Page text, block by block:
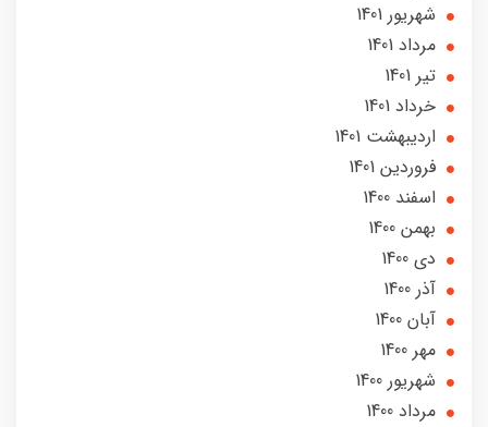
شهریور 1401
مرداد 1401
تير 1401
خرداد 1401
ارديبهشت 1401
فروردین 1401
اسفند 1400
بهمن 1400
دی 1400
آذر 1400
آبان 1400
مهر 1400
شهریور 1400
مرداد 1400